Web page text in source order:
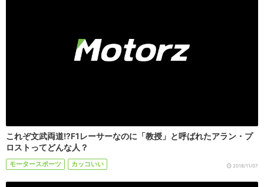
これぞ文武両道!?F1レーサーなのに「教授」と呼ばれたアラン・プ
ロストってどんな人？
モータースポーツ カッコいい 2018/11/07